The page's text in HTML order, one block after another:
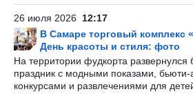
26 июля 2026 12:17
В Самаре торговый комплекс
День красоты и стиля: фото
На территории фудкорта
праздник с модными показами, бьюти-
конкурсами и развлечениями для